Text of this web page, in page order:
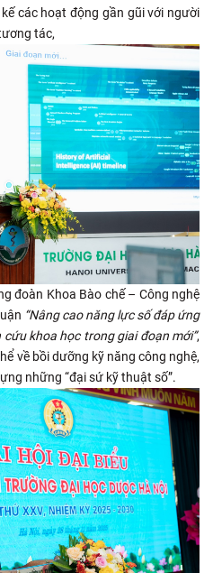
các hoạt động gần gũi với người
tác,
đoàn Khoa Bào chế – Công nghệ
“Nâng cao năng lực số đáp ứng
khoa học trong giai đoạn mới”,
về bồi dưỡng kỹ năng công nghệ,
những “đại sứ kỹ thuật số”.